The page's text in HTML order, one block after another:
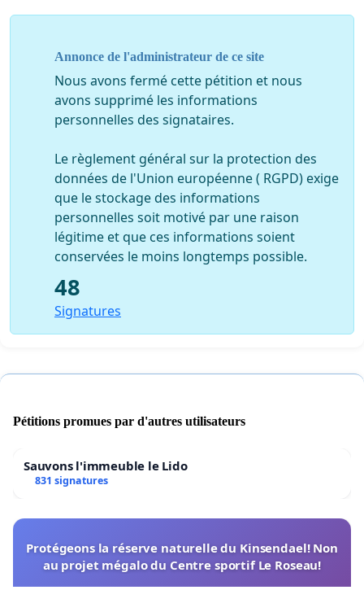
Annonce de l'administrateur de ce site
Nous avons fermé cette pétition et nous
avons supprimé les informations
personnelles des signataires.
Le règlement général sur la protection des
données de l'Union européenne ( RGPD) exige
que le stockage des informations
personnelles soit motivé par une raison
légitime et que ces informations soient
conservées le moins longtemps possible.
48
Signatures
Pétitions promues par d'autres utilisateurs
Sauvons l'immeuble le Lido
831 signatures
Protégeons la réserve naturelle du Kinsendael! Non
au projet mégalo du Centre sportif Le Roseau!